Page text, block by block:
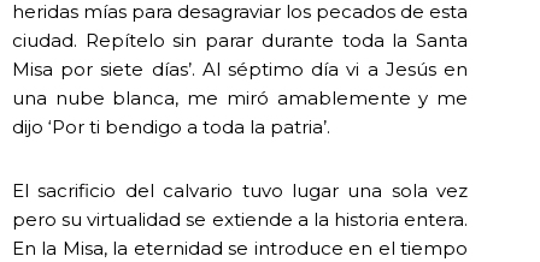
heridas mías para desagraviar los pecados de esta
ciudad. Repítelo sin parar durante toda la Santa
Misa por siete días’. Al séptimo día vi a Jesús en
una nube blanca, me miró amablemente y me
dijo ‘Por ti bendigo a toda la patria’.
El sacrificio del calvario tuvo lugar una sola vez
pero su virtualidad se extiende a la historia entera.
En la Misa, la eternidad se introduce en el tiempo